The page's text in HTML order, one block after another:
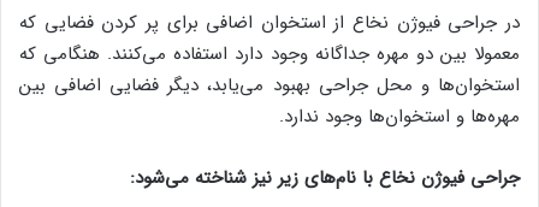
در جراحی فیوژن نخاع از استخوان اضافی برای پر کردن فضایی که
معمولا بین دو مهره جداگانه وجود دارد استفاده می‌کنند. هنگامی که
استخوان‌ها و محل جراحی بهبود می‌یابد، دیگر فضایی اضافی بین
مهره‌ها و استخوان‌ها وجود ندارد.
جراحی فیوژن نخاع با نام‌های زیر نیز شناخته می‌شود: